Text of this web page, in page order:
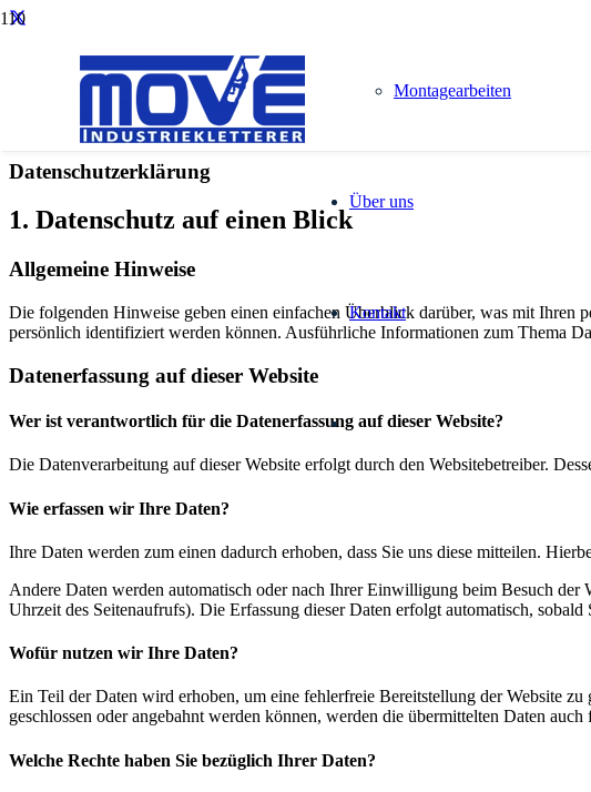
Montagearbeiten
Über uns
Kontakt
Datenschutz­erklärung
1. Datenschutz auf einen Blick
Allgemeine Hinweise
Die folgenden Hinweise geben einen einfachen Überblick darüber, was mit Ihren
persönlich identifiziert werden können. Ausführliche Informationen zum Thema
Datenerfassung auf dieser Website
Wer ist verantwortlich für die Datenerfassung auf dieser Website?
Die Datenverarbeitung auf dieser Website erfolgt durch den Websitebetreiber.
Wie erfassen wir Ihre Daten?
Ihre Daten werden zum einen dadurch erhoben, dass Sie uns diese mitteilen.
Andere Daten werden automatisch oder nach Ihrer Einwilligung beim Besuch der
Uhrzeit des Seitenaufrufs). Die Erfassung dieser Daten erfolgt automatisch, sobald
Wofür nutzen wir Ihre Daten?
Ein Teil der Daten wird erhoben, um eine fehlerfreie Bereitstellung der Website
geschlossen oder angebahnt werden können, werden die übermittelten Daten
Welche Rechte haben Sie bezüglich Ihrer Daten?